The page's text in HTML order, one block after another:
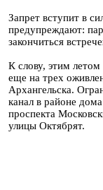
Запрет вступит в
предупреждают:
закончиться
К слову, этим
еще на трех
Архангельска.
канал в районе
проспекта
улицы Октябрят.